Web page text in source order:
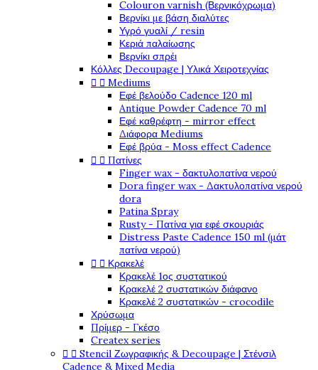
Colouron varnish (Βερνικόχρωμα)
Βερνίκι με βάση διαλύτες
Υγρό γυαλί / resin
Κεριά παλαίωσης
Βερνίκι σπρέι
Κόλλες Decoupage | Υλικά Χειροτεχνίας
  Mediums
Εφέ βελούδο Cadence 120 ml
Antique Powder Cadence 70 ml
Εφέ καθρέφτη - mirror effect
Διάφορα Mediums
Εφέ βρύα - Moss effect Cadence
  Πατίνες
Finger wax - δακτυλοπατίνα νερού
Dora finger wax - Δακτυλοπατίνα νερού
dora
Patina Spray
Rusty - Πατίνα για εφέ σκουριάς
Distress Paste Cadence 150 ml (μάτ
πατίνα νερού)
  Κρακελέ
Κρακελέ 1ος συστατικού
Κρακελέ 2 συστατικών διάφανο
Κρακελέ 2 συστατικών - crocodile
Χρύσωμα
Πρίμερ - Γκέσο
Createx series
  Stencil Ζωγραφικής & Decoupage | Στένσιλ
Cadence & Mixed Media